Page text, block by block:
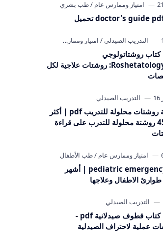
كتاب روشتاتولوجي
Roshetatology PDF: روشتات علاجية لكل
تجميعة روشتات محلولة للتدريب pdf | أكثر
من 450 روشتة محلولة للتدرب على قراءة
pediatric emergency pdf | أشهر
الاطفال وعلاجها
تحميل كتاب قطوف صيدلانية pdf -
عملية لاحتراف الصيدلية